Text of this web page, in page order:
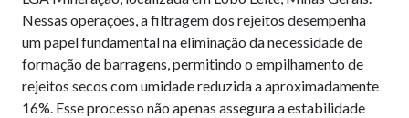
Nessas operações, a filtragem dos rejeitos desempenha
um papel fundamental na eliminação da necessidade de
formação de barragens, permitindo o empilhamento de
rejeitos secos com umidade reduzida a aproximadamente
16%. Esse processo não apenas assegura a estabilidade